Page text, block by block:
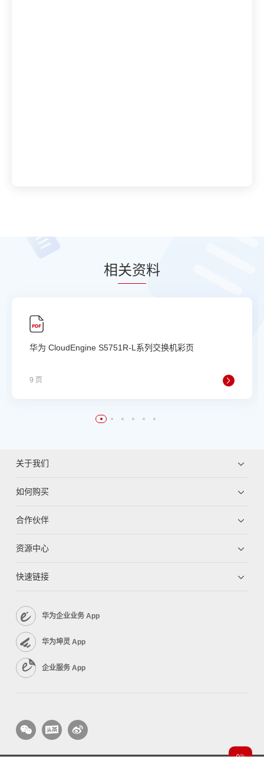
相关资料
华为 CloudEngine S5751R-L系列交换机彩页
9 页
关于我们
如何购买
合作伙伴
资源中心
快速链接
华为企业业务 App
华为坤灵 App
企业服务 App